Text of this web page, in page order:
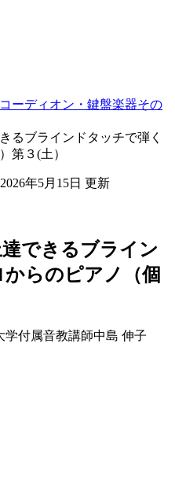
ーディオン・鍵盤楽器その
るブラインドタッチで弾く
第３(土）
年5月15日 更新
できるブライン
からのピアノ（個
学付属音教講師中島 伸子